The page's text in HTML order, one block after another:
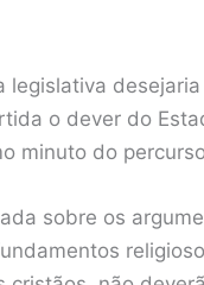
legislativa
o dever do
minuto do
sobre os